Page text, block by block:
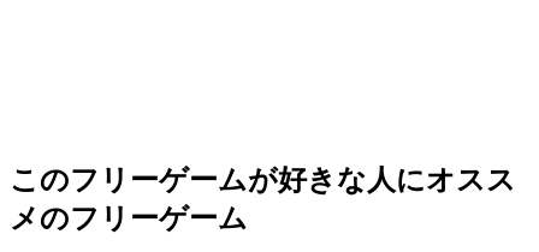
このフリーゲームが好きな人にオスス
メのフリーゲーム